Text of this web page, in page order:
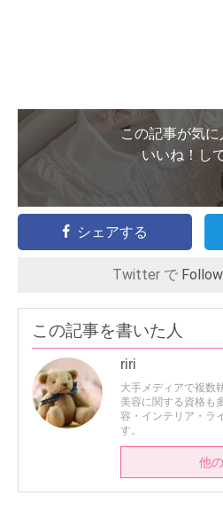
この記事が気に
いいね！し
シェアする
Twitter で
この記事を書いた人
riri
大手メディアで複数
美容に関する資格も
容・インテリア・ラ
す。
他